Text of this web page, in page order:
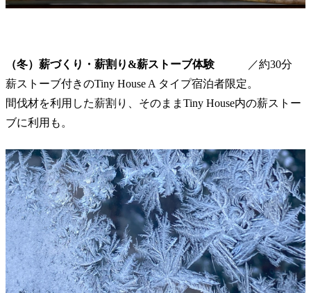
（冬）薪づくり・薪割り&薪ストーブ体験／約30分
薪ストーブ付きのTiny House A タイプ宿泊者限定。
間伐材を利用した薪割り、そのままTiny House内の薪ストー
ブに利用も。